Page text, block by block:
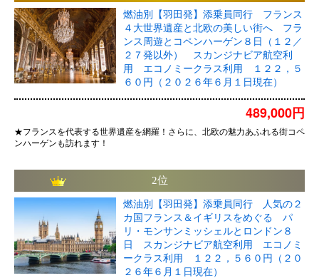
燃油別【羽田発】添乗員同行 フランス
４大世界遺産と北欧の美しい街へ フラ
ンス周遊とコペンハーゲン８日（１２／
２７発以外） スカンジナビア航空利
用 エコノミークラス利用 １２２，５
６０円（２０２６年６月１日現在）
489,000円
★フランスを代表する世界遺産を網羅！さらに、北欧の魅力あふれる街コペ
ンハーゲンも訪れます！
2位
燃油別【羽田発】添乗員同行 人気の２
カ国フランス＆イギリスをめぐる パ
リ・モンサンミッシェルとロンドン８
日 スカンジナビア航空利用 エコノミ
ークラス利用 １２２，５６０円（２０
２６年６月１日現在）